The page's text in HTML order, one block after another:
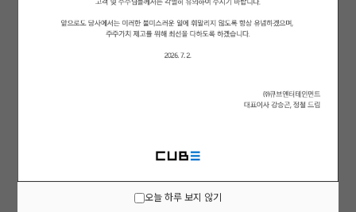
오늘 하루 보지 않기